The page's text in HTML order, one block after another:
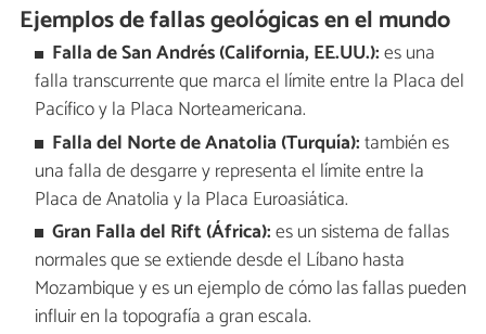
Ejemplos de fallas geológicas en el mundo
Falla de San Andrés (California, EE.UU.):es una
falla transcurrente que marca el límite entre la Placa del
Pacífico y la Placa Norteamericana.
Falla del Norte de Anatolia (Turquía):también es
una falla de desgarre y representa el límite entre la
Placa de Anatolia y la Placa Euroasiática.
Gran Falla del Rift (África):es un sistema de fallas
normales que se extiende desde el Líbano hasta
Mozambique y es un ejemplo de cómo las fallas pueden
influir en la topografía a gran escala.